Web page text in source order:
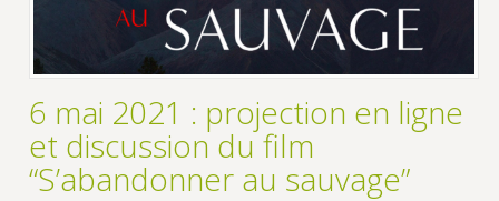
6 mai 2021 : projection en ligne
et discussion du film
“S’abandonner au sauvage”